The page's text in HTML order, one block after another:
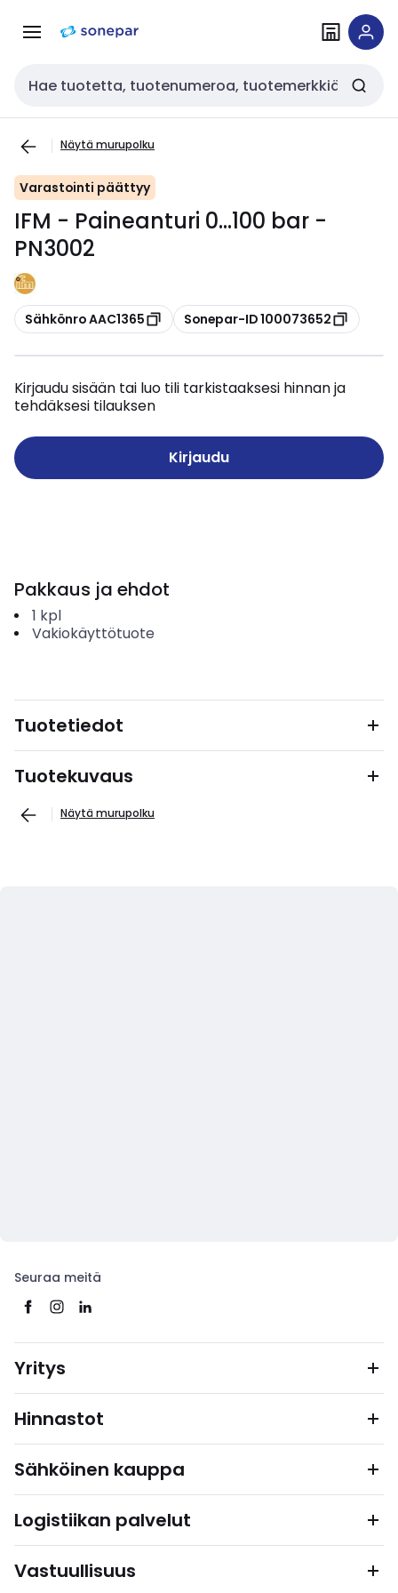
navigointiinsisältöön
Haku
Näytä murupolku
Varastointi päättyy
IFM - Paineanturi 0...100 bar -
PN3002
Kopioi
Sähkönro AAC1365 Kopioi
Sonepar-ID 100073652
Kirjaudu sisään tai luo tili tarkistaaksesi hinnan ja
tehdäksesi tilauksen
Kirjaudu
Pakkaus ja ehdot
1 kpl
Vakiokäyttötuote
Tuotetiedot
Tuotekuvaus
Näytä murupolku
Seuraa meitä
Yritys
Hinnastot
Sähköinen kauppa
Logistiikan palvelut
Vastuullisuus